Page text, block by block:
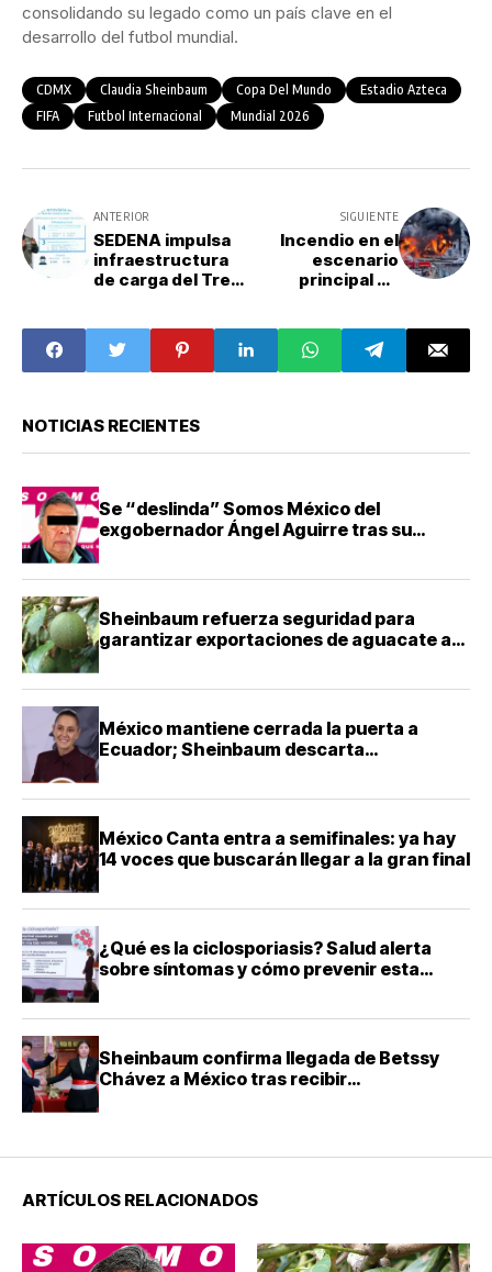
consolidando su legado como un país clave en el
desarrollo del futbol mundial.
CDMX Claudia Sheinbaum Copa Del Mundo
Estadio Azteca
FIFA
Futbol Internacional Mundial 2026
ANTERIOR
SEDENA impulsa
infraestructura
de carga del Tren
km de caminos en
el sureste
SIGUIENTE
Incendio en el
escenario
principal de
duda la
realización del
festival
NOTICIAS RECIENTES
Se “deslinda” Somos México del
exgobernador Ángel Aguirre tras su
Sheinbaum refuerza seguridad para
garantizar exportaciones de aguacate a
México mantiene cerrada la puerta a
Ecuador; Sheinbaum descarta
México Canta entra a semifinales: ya hay
14 voces que buscarán llegar a la gran final
¿Qué es la ciclosporiasis? Salud alerta
sobre síntomas y cómo prevenir esta
Sheinbaum confirma llegada de Betssy
Chávez a México tras recibir
ARTÍCULOS RELACIONADOS